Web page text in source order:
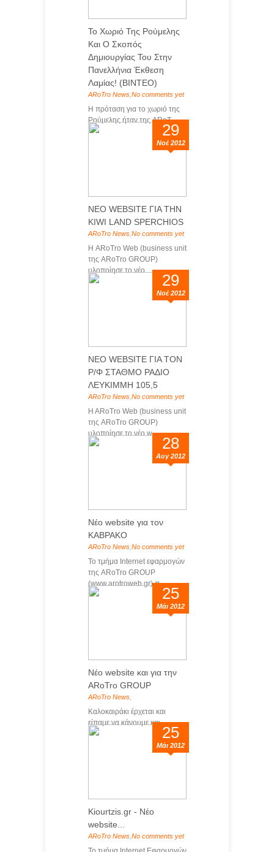
Το Χωριό Της Ρούμελης
Και Ο Σκοπός
Δημιουργίας Του Στην
Πανελλήνια Έκθεση
Λαμίας! (ΒΙΝΤΕΟ)
ARoTro News No comments yet
Η πρόταση για το χωριό της
Ρούμελης ήταν της ARoT...
29
Νοέ 2012
ΝΕΟ WEBSITE ΓΙΑ ΤΗΝ
KIWI LAND SPERCHIOS
ARoTro News No comments yet
H ARoTro Web (business unit
της ARoTro GROUP)
υλοποίησε το νέο...
29
Νοέ 2012
ΝΕΟ WEBSITE ΓΙΑ ΤΟΝ
Ρ/Φ ΣΤΑΘΜΟ ΡΑΔΙΟ
ΛΕΥΚΙΜΜΗ 105,5
ARoTro News No comments yet
H ARoTro Web (business unit
της ARoTro GROUP)
υλοποίησε το νέο w...
28
Αυγ 2012
Νέο website για τον
ΚΑΒΡΑΚΟ
ARoTro News No comments yet
Το τμήμα Internet εφαρμογών
της ARoTro GROUP
(www.arotroweb.gr) π...
25
Μάι 2012
Νέο website και για την
ARoTro GROUP
ARoTro News
Καλοκαιράκι έρχεται και
είπαμε να κάνουμε και ...
25
Μάι 2012
Kiourtzis.gr - Νέο
website...
ARoTro News No comments yet